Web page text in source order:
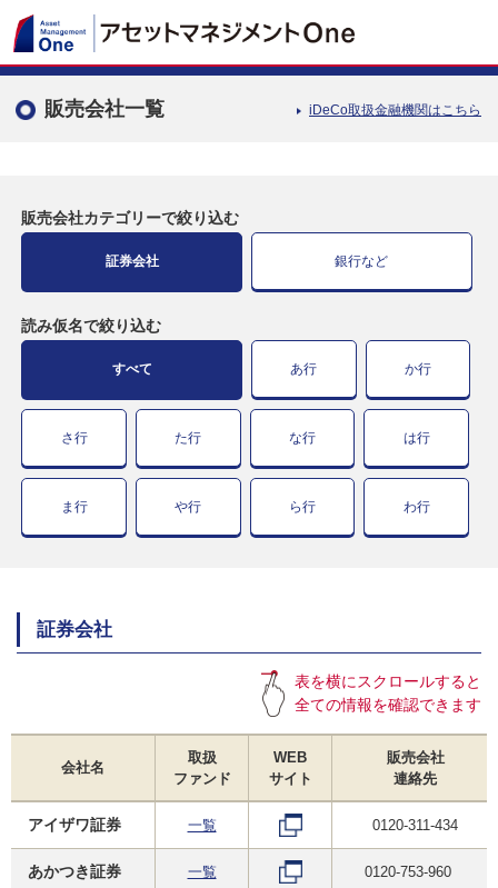
販売会社一覧 iDeCo取扱金融機関はこちら
販売会社カテゴリーで絞り込む
証券会社 銀行など
読み仮名で絞り込む
すべて あ行 か行
さ行 た行 な行 は行
ま行 や行 ら行 わ行
証券会社
表を横にスクロールすると
全ての情報を確認できます
会社名
取扱
ファンド
WEB
サイト
販売会社
連絡先
アイザワ証券 一覧 0120-311-434
あかつき証券 一覧 0120-753-960